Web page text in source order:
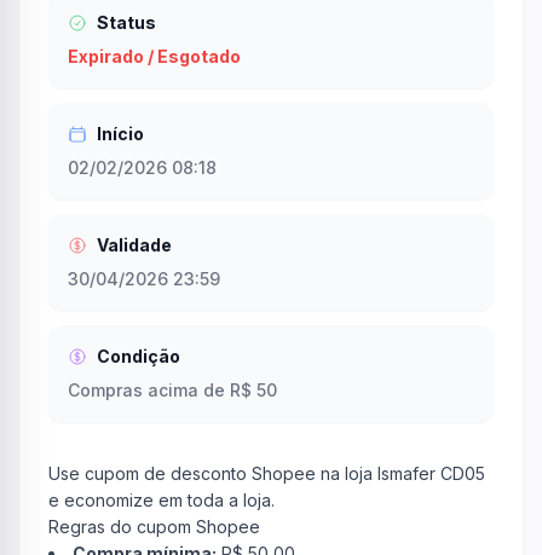
Status
Expirado / Esgotado
Início
02/02/2026 08:18
Validade
30/04/2026 23:59
Condição
Compras acima de R$ 50
Use cupom de desconto Shopee na loja Ismafer CD05
e economize em toda a loja.
Regras do cupom Shopee